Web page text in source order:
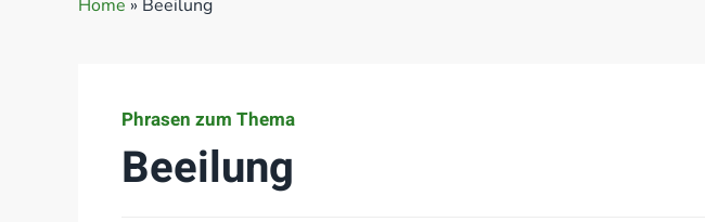
Home » Beeilung
Phrasen zum Thema
Beeilung